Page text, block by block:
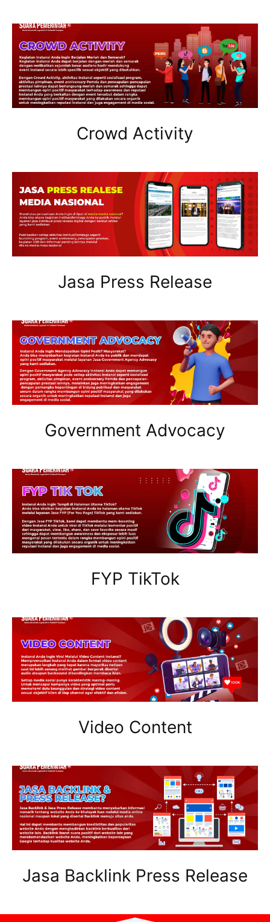
Crowd Activity
Jasa Press Release
Government Advocacy
FYP TikTok
Video Content
Jasa Backlink Press Release